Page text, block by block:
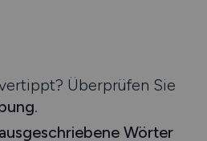
/ Luft- / Seefracht
Überprüfen Sie
.
ausgeschriebene Wörter